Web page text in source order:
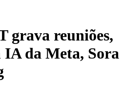
grava reuniões,
IA da Meta, Sora